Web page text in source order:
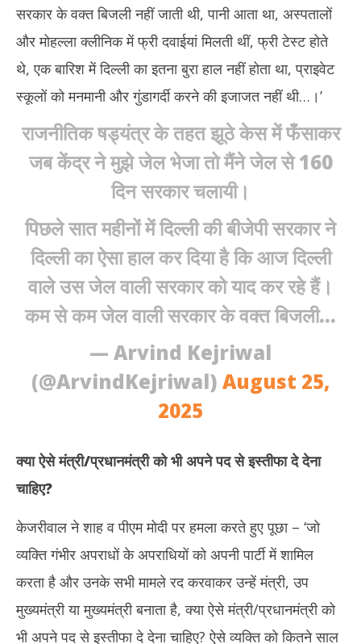
सरकार के वक्त बिजली नहीं जाती थी, पानी आता था, अस्पतालों
और मोहल्ला क्लीनिक में फ्री दवाईयां मिलती थीं, फ्री टेस्ट होते
थे, एक बारिश में दिल्ली का इतना बुरा हाल नहीं होता था, प्राइवेट
स्कूलों को मनमानी और गुंडागर्दी करने की इजाजत नहीं थी…।’
राजनीतिक षड्यंत्र के तहत झूठे केस में फँसाकर
जब केंद्र ने मुझे जेल भेजा तो मैंने जेल से 160
दिन सरकार चलायी।
पिछले सात महीनों में दिल्ली की बीजेपी सरकार ने
दिल्ली का ऐसा हाल कर दिया है कि आज दिल्ली
वाले उस जेल वाली सरकार को याद कर रहे हैं।
कम से कम जेल वाली सरकार के वक्त बिजली…
— Arvind Kejriwal
(@ArvindKejriwal) August 25,
2025
क्या ऐसे मंत्री/प्रधानमंत्री को भी अपने पद से इस्तीफा दे देना
चाहिए?
केजरीवाल ने शाह व पीएम मोदी पर हमला करते हुए पूछा – ‘जो
व्यक्ति गंभीर अपराधों के अपराधियों को अपनी पार्टी में शामिल
करता है और उनके सभी मामले रद करवाकर उन्हें मंत्री, उप
मुख्यमंत्री या मुख्यमंत्री बनाता है, क्या ऐसे मंत्री/प्रधानमंत्री को
भी अपने पद से इस्तीफा दे देना चाहिए? ऐसे व्यक्ति को कितने साल